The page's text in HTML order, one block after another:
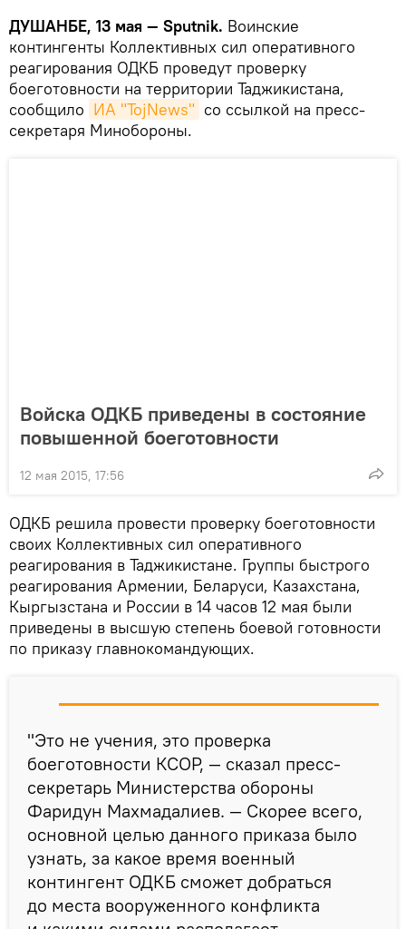
ДУШАНБЕ, 13 мая — Sputnik. Воинские
контингенты Коллективных сил оперативного
реагирования ОДКБ проведут проверку
боеготовности на территории Таджикистана,
сообщило ИА "TojNews" со ссылкой на пресс-
секретаря Минобороны.
Войска ОДКБ приведены в состояние
повышенной боеготовности
12 мая 2015, 17:56
ОДКБ решила провести проверку боеготовности
своих Коллективных сил оперативного
реагирования в Таджикистане. Группы быстрого
реагирования Армении, Беларуси, Казахстана,
Кыргызстана и России в 14 часов 12 мая были
приведены в высшую степень боевой готовности
по приказу главнокомандующих.
"Это не учения, это проверка
боеготовности КСОР, — сказал пресс-
секретарь Министерства обороны
Фаридун Махмадалиев. — Скорее всего,
основной целью данного приказа было
узнать, за какое время военный
контингент ОДКБ сможет добраться
до места вооруженного конфликта